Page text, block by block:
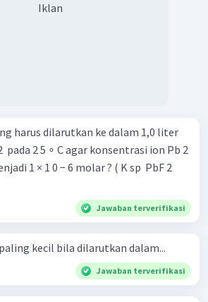
Iklan
harus dilarutkan ke dalam 1,0 liter
pada 2 5 ∘ C agar konsentrasi ion Pb 2
1 0 − 6 molar ? ( K sp ​ PbF 2
Jawaban terverifikasi
kecil bila dilarutkan dalam...
Jawaban terverifikasi